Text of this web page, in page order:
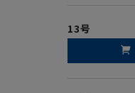
13号